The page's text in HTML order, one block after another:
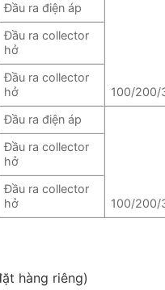
Đầu ra điện áp
100/200/
Đầu ra collector
hở
Đầu ra collector
hở
Đầu ra điện áp
100/200/
Đầu ra collector
hở
Đầu ra collector
hở
hàng riêng)